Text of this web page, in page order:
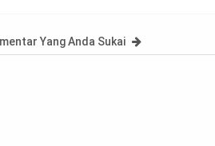
Yang Anda Sukai